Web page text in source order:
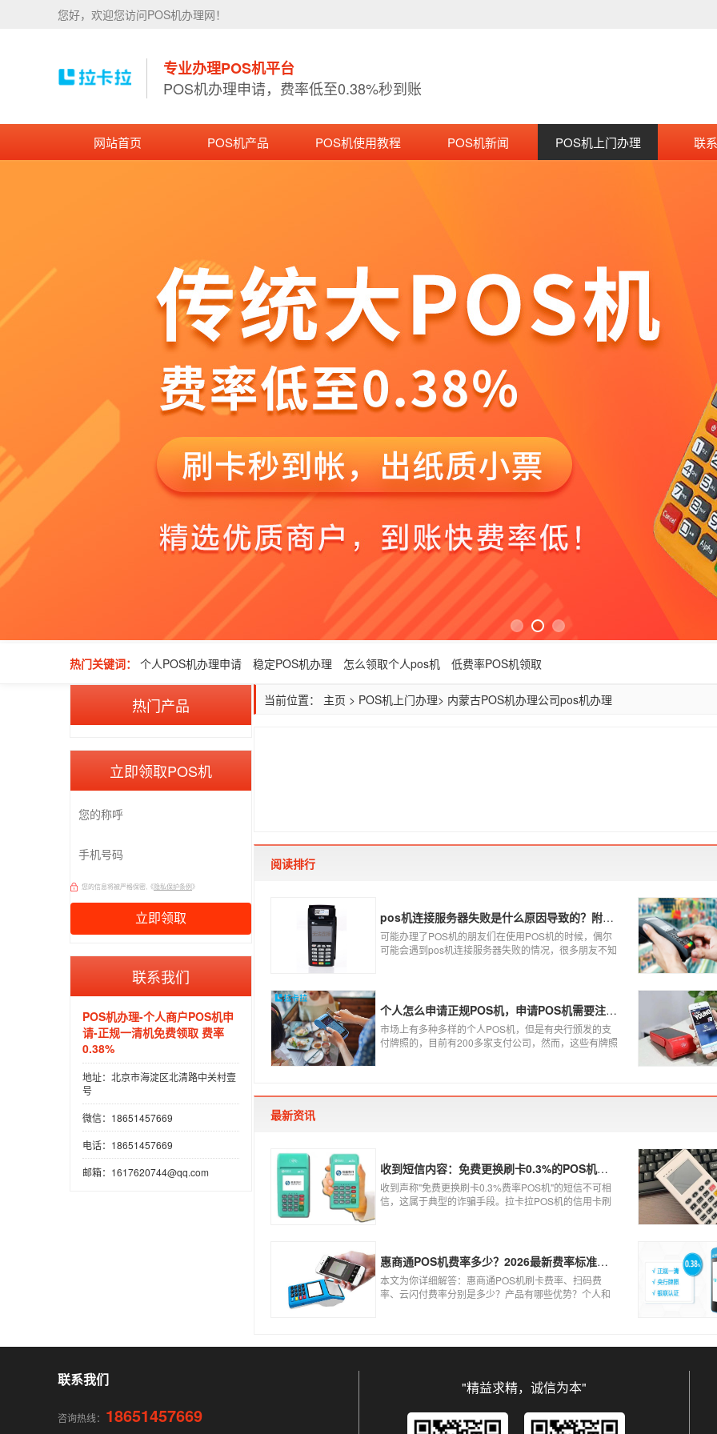
您好，欢迎您访问POS机办理网！
专业办理POS机平台
POS机办理申请，费率低至0.38%秒到账
网站首页 POS机产品 POS机使用教程 POS机新闻 POS机上门办理 联
热门关键词： 个人POS机办理申请 稳定POS机办理 怎么领取个人pos机 低费率POS机领取
热门产品
立即领取POS机
您的信息将被严格保密,《隐私保护条例》
联系我们
POS机办理-个人商户POS机申
请-正规一清机免费领取 费率
0.38%
地址：北京市海淀区北清路中关村壹
号
微信：18651457669
电话：18651457669
邮箱：1617620744@qq.com
当前位置： 主页 > POS机上门办理> 内蒙古POS机办理公司pos机办理
阅读排行
pos机连接服务器失败是什么原因导致的？附解决办法
可能办理了POS机的朋友们在使用POS机的时候，偶尔
可能会遇到pos机连接服务器失败的情况，很多朋友不知
个人怎么申请正规POS机，申请POS机需要注意什么？
市场上有多种多样的个人POS机，但是有央行颁发的支
付牌照的，目前有200多家支付公司，然而，这些有牌照
最新资讯
收到短信内容：免费更换刷卡0.3%的POS机，可以相信吗？
收到声称"免费更换刷卡0.3%费率POS机"的短信不可相
信，这属于典型的诈骗手段。拉卡拉POS机的信用卡刷
惠商通POS机费率多少？2026最新费率标准及办理全攻略
本文为你详细解答：惠商通POS机刷卡费率、扫码费
率、云闪付费率分别是多少？产品有哪些优势？个人和
联系我们
咨询热线： 18651457669
"精益求精，诚信为本"